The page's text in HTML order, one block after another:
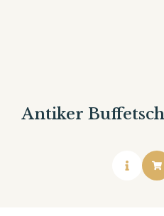
Antiker